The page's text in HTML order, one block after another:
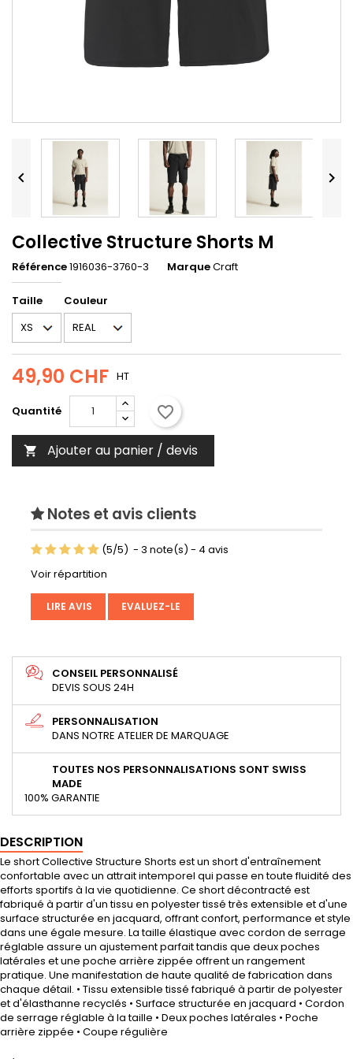
 
Collective Structure Shorts M
Référence1916036-3760-3 MarqueCraft
Taille Couleur
49,90 CHF HT
Quantité favorite_border
 Ajouter au panier / devis
Notes et avis clients
(5/5) - 3 note(s) - 4 avis
Voir répartition
LIRE AVIS EVALUEZ-LE
CONSEIL PERSONNALISÉ
DEVIS SOUS 24H
PERSONNALISATION
DANS NOTRE ATELIER DE MARQUAGE
TOUTES NOS PERSONNALISATIONS SONT SWISS
MADE
100% GARANTIE
DESCRIPTION
Le short Collective Structure Shorts est un short d'entraînement
confortable avec un attrait intemporel qui passe en toute fluidité des
efforts sportifs à la vie quotidienne. Ce short décontracté est
fabriqué à partir d'un tissu en polyester tissé très extensible et d'une
surface structurée en jacquard, offrant confort, performance et style
dans une égale mesure. La taille élastique avec cordon de serrage
réglable assure un ajustement parfait tandis que deux poches
latérales et une poche arrière zippée offrent un rangement
pratique. Une manifestation de haute qualité de fabrication dans
chaque détail. • Tissu extensible tissé fabriqué à partir de polyester
et d'élasthanne recyclés • Surface structurée en jacquard • Cordon
de serrage réglable à la taille • Deux poches latérales • Poche
arrière zippée • Coupe régulière